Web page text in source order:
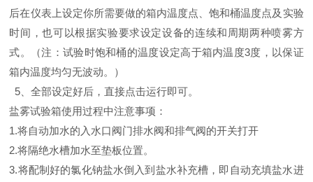
后在仪表上设定你所需要做的箱内温度点、饱和桶温度点及实验
时间，也可以根据实验要求设定设备的连续和周期两种喷雾方
式。（注：试验时饱和桶的温度设定高于箱内温度3度，以保证
箱内温度均匀无波动。）
5、全部设定好后，直接点击运行即可。
盐雾试验箱使用过程中注意事项：
1.将自动加水的入水口阀门排水阀和排气阀的开关打开
2.将隔绝水槽加水至垫板位置。
3.将配制好的氯化钠盐水倒入到盐水补充槽，即自动充填盐水进